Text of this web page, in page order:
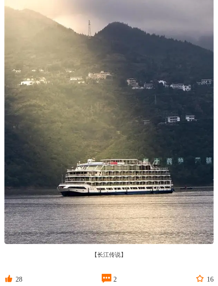
【长江传说】
 28  2  16